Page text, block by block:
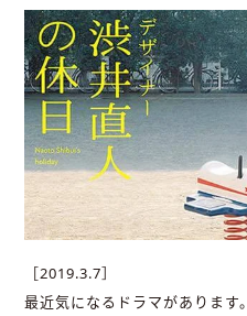
［2019.3.7］
最近気になるドラマがあります。